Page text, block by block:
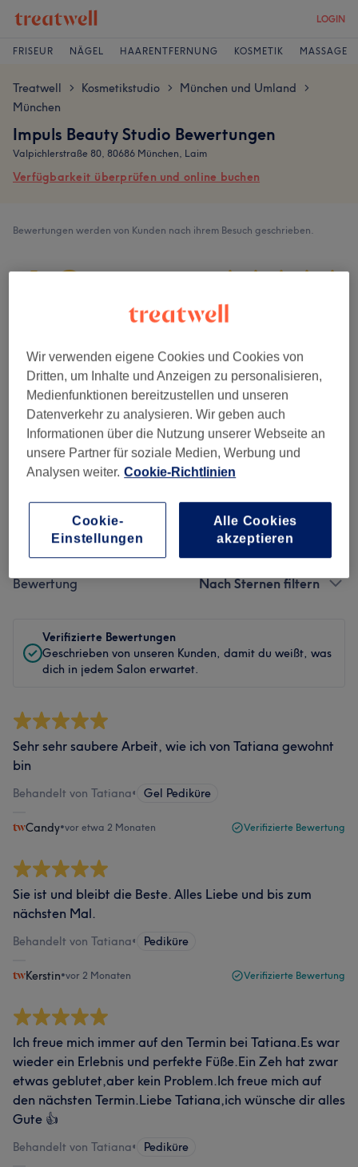
LOGIN
FRISEUR NÄGEL HAARENTFERNUNG KOSMETIK MASSAGE
Treatwell > Kosmetikstudio > München und Umland >
München
Impuls Beauty Studio Bewertungen
Valpichlerstraße 80, 80686 München, Laim
Verfügbarkeit überprüfen und online buchen
Bewertungen werden von Kunden nach ihrem Besuch geschrieben.
4,9
Sauberkeit
Service
Behandlung Alle Bewertungen
Bewertung Nach Sternen filtern
Verifizierte Bewertungen
Geschrieben von unseren Kunden, damit du weißt, was
dich in jedem Salon erwartet.
Sehr sehr saubere Arbeit, wie ich von Tatiana gewohnt
bin
Behandelt von Tatiana• Gel Pediküre
Candy•vor etwa 2 Monaten Verifizierte Bewertung
Sie ist und bleibt die Beste. Alles Liebe und bis zum
nächsten Mal.
Behandelt von Tatiana• Pediküre
Kerstin•vor 2 Monaten Verifizierte Bewertung
Ich freue mich immer auf den Termin bei Tatiana.Es war
wieder ein Erlebnis und perfekte Füße.Ein Zeh hat zwar
etwas geblutet,aber kein Problem.Ich freue mich auf
den nächsten Termin.Liebe Tatiana,ich wünsche dir alles
Gute 👍
Behandelt von Tatiana• Pediküre
Wir verwenden eigene Cookies und Cookies von
Dritten, um Inhalte und Anzeigen zu personalisieren,
Medienfunktionen bereitzustellen und unseren
Datenverkehr zu analysieren. Wir geben auch
Informationen über die Nutzung unserer Webseite an
unsere Partner für soziale Medien, Werbung und
Analysen weiter. Cookie-Richtlinien
Cookie-
Einstellungen
Alle Cookies
akzeptieren